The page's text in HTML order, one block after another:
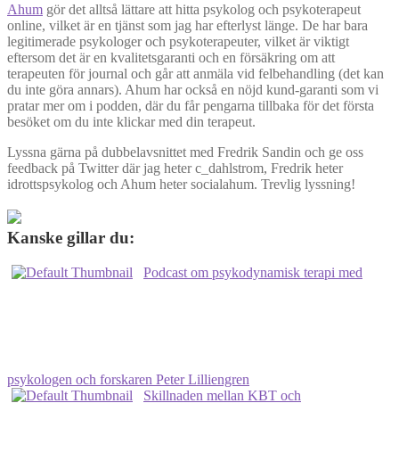
Ahum gör det alltså lättare att hitta psykolog och psykoterapeut
online, vilket är en tjänst som jag har efterlyst länge. De har bara
legitimerade psykologer och psykoterapeuter, vilket är viktigt
eftersom det är en kvalitetsgaranti och en försäkring om att
terapeuten för journal och går att anmäla vid felbehandling (det kan
du inte göra annars). Ahum har också en nöjd kund-garanti som vi
pratar mer om i podden, där du får pengarna tillbaka för det första
besöket om du inte klickar med din terapeut.
Lyssna gärna på dubbelavsnittet med Fredrik Sandin och ge oss
feedback på Twitter där jag heter c_dahlstrom, Fredrik heter
idrottspsykolog och Ahum heter socialahum. Trevlig lyssning!
Kanske gillar du:
Podcast om psykodynamisk terapi med
psykologen och forskaren Peter Lilliengren
Skillnaden mellan KBT och